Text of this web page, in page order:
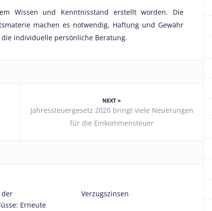
Wissen und Kenntnisstand erstellt worden. Die
machen es notwendig, Haftung und Gewähr
individuelle persönliche Beratung.
NEXT »
Jahressteuergesetz 2020 bringt viele Neuerungen
für die Einkommensteuer
der
Erneute
Verzugszinsen